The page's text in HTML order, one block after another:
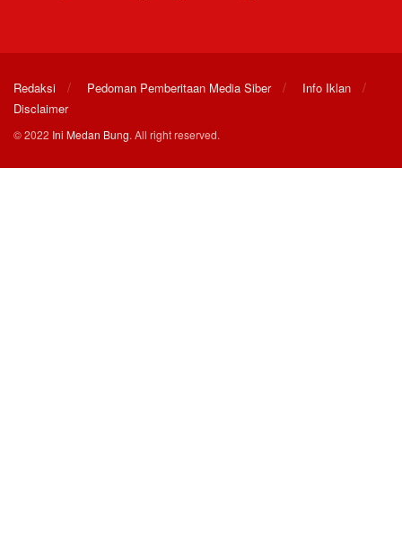
Redaksi Pedoman Pemberitaan Media Siber
Info Iklan
Disclaimer
© 2022 Ini Medan Bung. All right reserved.